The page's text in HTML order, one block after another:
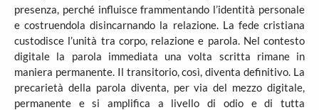
presenza, perché influisce frammentando l’identità personale
e costruendola disincarnando la relazione. La fede cristiana
custodisce l’unità tra corpo, relazione e parola. Nel contesto
digitale la parola immediata una volta scritta rimane in
maniera permanente. Il transitorio, così, diventa definitivo. La
precarietà della parola diventa, per via del mezzo digitale,
permanente e si amplifica a livello di odio e di tutta